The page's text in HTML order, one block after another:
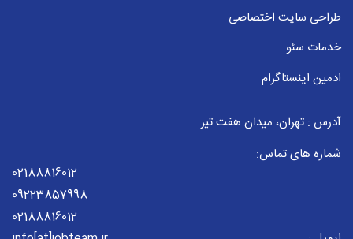
طراحی سایت اختصاصی
خدمات سئو
ادمین اینستاگرام
آدرس : تهران، میدان هفت تیر
شماره های تماس:
02188816012
09223857998
02188816012